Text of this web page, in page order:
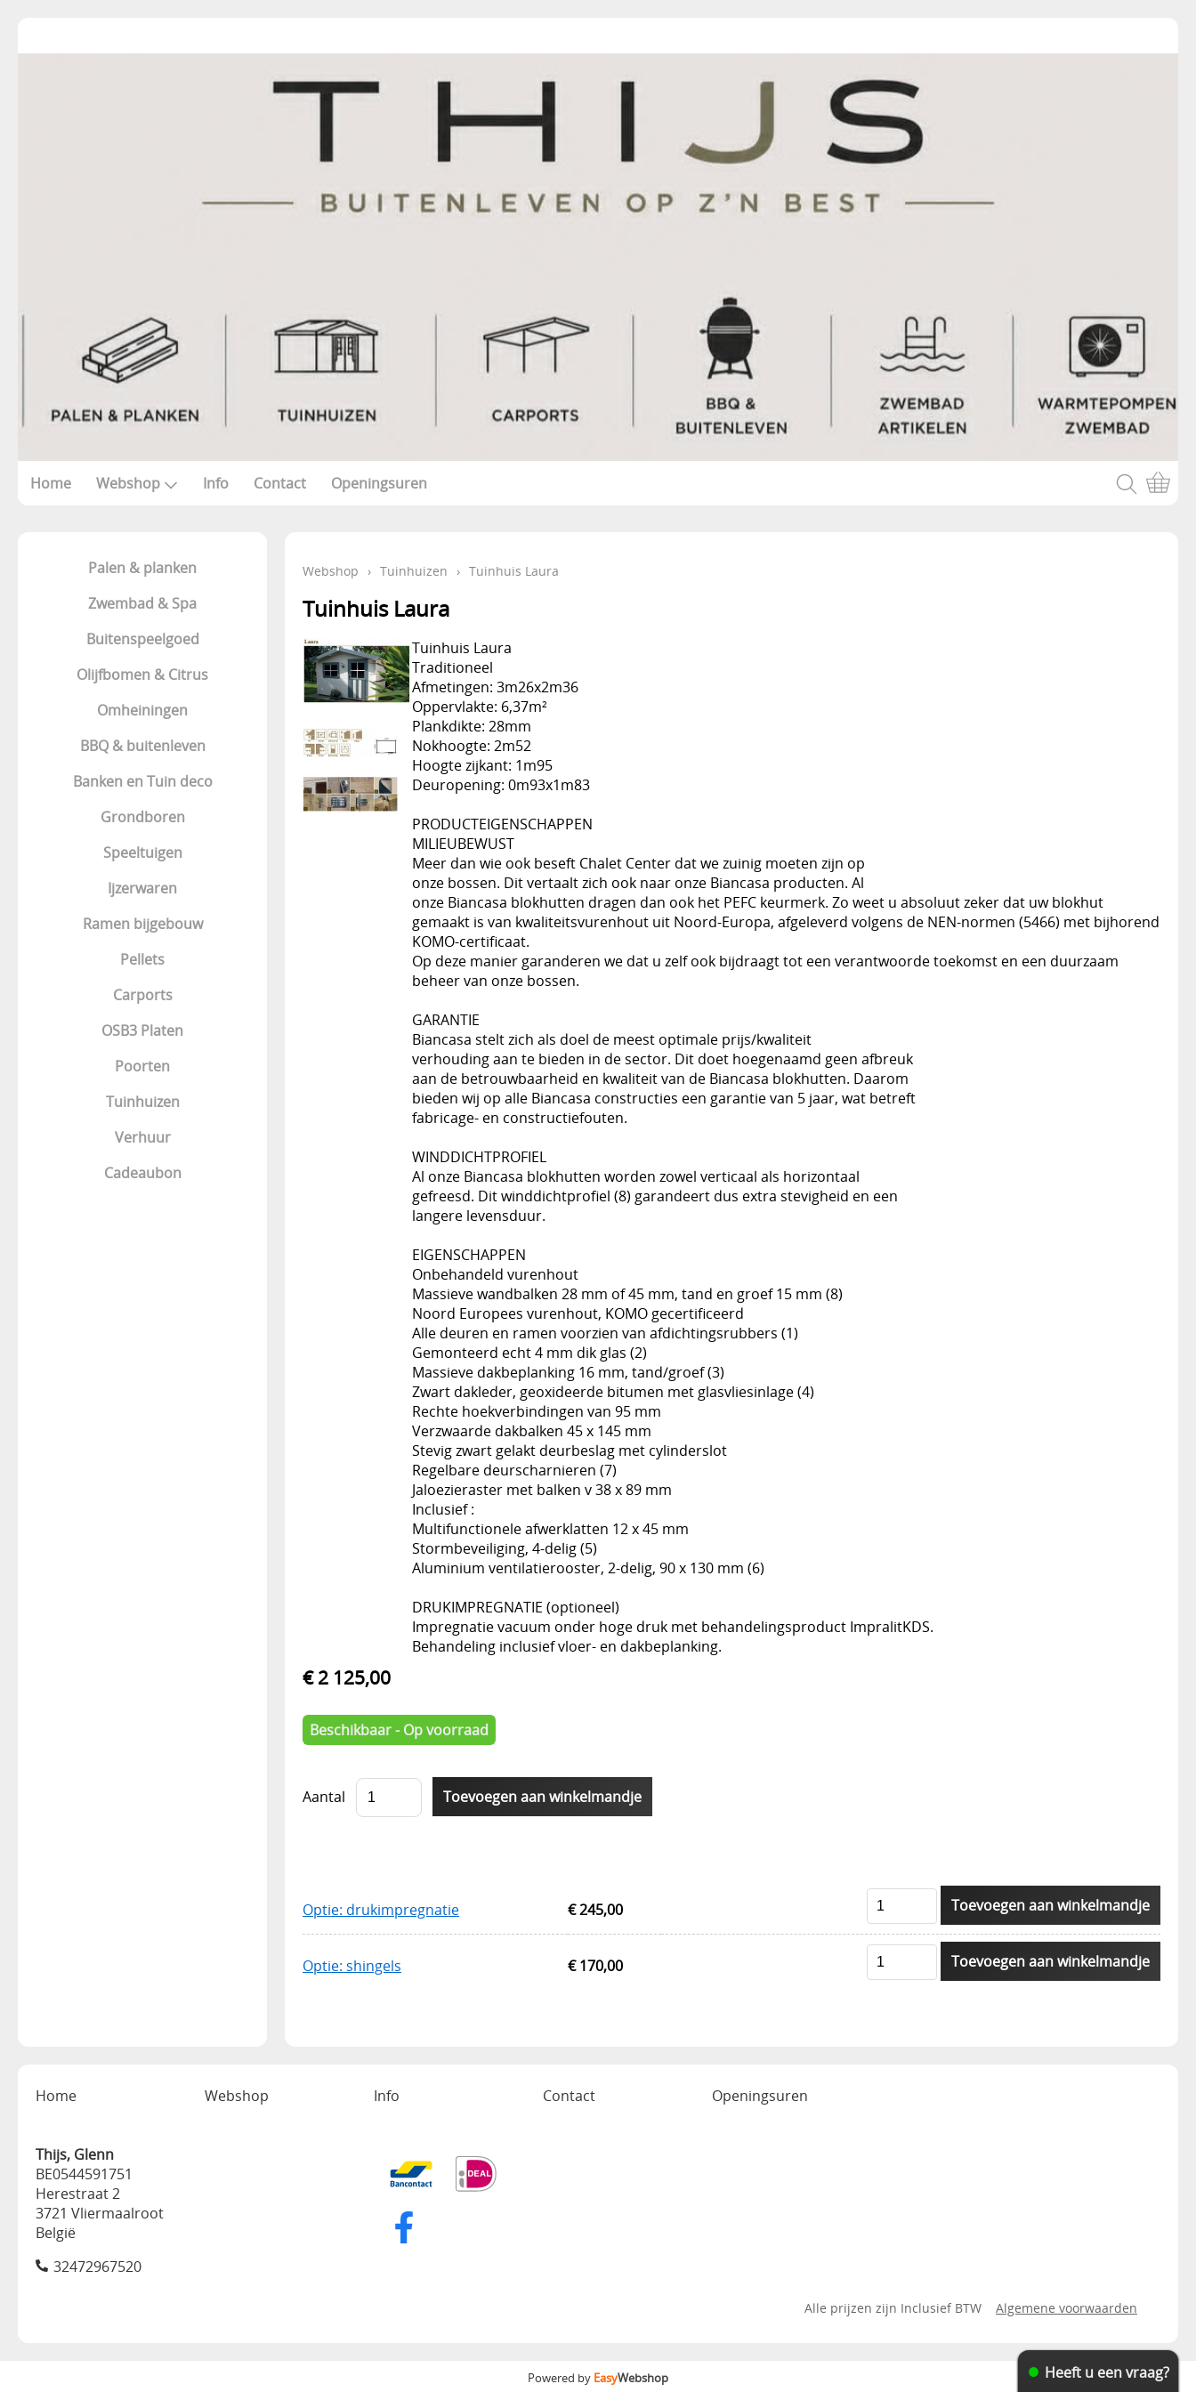
Home Webshop Info Contact Openingsuren
Palen & planken
Zwembad & Spa
Buitenspeelgoed
Olijfbomen & Citrus
Omheiningen
BBQ & buitenleven
Banken en Tuin deco
Grondboren
Speeltuigen
Ijzerwaren
Ramen bijgebouw
Pellets
Carports
OSB3 Platen
Poorten
Tuinhuizen
Verhuur
Cadeaubon
Webshop › Tuinhuizen › Tuinhuis Laura
Tuinhuis Laura
Tuinhuis Laura
Traditioneel
Afmetingen: 3m26x2m36
Oppervlakte: 6,37m²
Plankdikte: 28mm
Nokhoogte: 2m52
Hoogte zijkant: 1m95
Deuropening: 0m93x1m83
PRODUCTEIGENSCHAPPEN
MILIEUBEWUST
Meer dan wie ook beseft Chalet Center dat we zuinig moeten zijn op
onze bossen. Dit vertaalt zich ook naar onze Biancasa producten. Al
onze Biancasa blokhutten dragen dan ook het PEFC keurmerk. Zo weet u absoluut zeker dat uw blokhut
gemaakt is van kwaliteitsvurenhout uit Noord-Europa, afgeleverd volgens de NEN-normen (5466) met bijhorend
KOMO-certificaat.
Op deze manier garanderen we dat u zelf ook bijdraagt tot een verantwoorde toekomst en een duurzaam
beheer van onze bossen.
GARANTIE
Biancasa stelt zich als doel de meest optimale prijs/kwaliteit
verhouding aan te bieden in de sector. Dit doet hoegenaamd geen afbreuk
aan de betrouwbaarheid en kwaliteit van de Biancasa blokhutten. Daarom
bieden wij op alle Biancasa constructies een garantie van 5 jaar, wat betreft
fabricage- en constructiefouten.
WINDDICHTPROFIEL
Al onze Biancasa blokhutten worden zowel verticaal als horizontaal
gefreesd. Dit winddichtprofiel (8) garandeert dus extra stevigheid en een
langere levensduur.
EIGENSCHAPPEN
Onbehandeld vurenhout
Massieve wandbalken 28 mm of 45 mm, tand en groef 15 mm (8)
Noord Europees vurenhout, KOMO gecertificeerd
Alle deuren en ramen voorzien van afdichtingsrubbers (1)
Gemonteerd echt 4 mm dik glas (2)
Massieve dakbeplanking 16 mm, tand/groef (3)
Zwart dakleder, geoxideerde bitumen met glasvliesinlage (4)
Rechte hoekverbindingen van 95 mm
Verzwaarde dakbalken 45 x 145 mm
Stevig zwart gelakt deurbeslag met cylinderslot
Regelbare deurscharnieren (7)
Jaloezieraster met balken v 38 x 89 mm
Inclusief :
Multifunctionele afwerklatten 12 x 45 mm
Stormbeveiliging, 4-delig (5)
Aluminium ventilatierooster, 2-delig, 90 x 130 mm (6)
DRUKIMPREGNATIE (optioneel)
Impregnatie vacuum onder hoge druk met behandelingsproduct ImpralitKDS.
Behandeling inclusief vloer- en dakbeplanking.
€ 2 125,00
Beschikbaar - Op voorraad
Aantal
Optie: drukimpregnatie € 245,00 Toevoegen aan winkelmandje
Optie: shingels € 170,00 Toevoegen aan winkelmandje
Home Webshop Info Contact Openingsuren
Thijs, Glenn
BE0544591751
Herestraat 2
3721 Vliermaalroot
België
32472967520
Alle prijzen zijn Inclusief BTW Algemene voorwaarden
Heeft u een vraag?
Powered by EasyWebshop